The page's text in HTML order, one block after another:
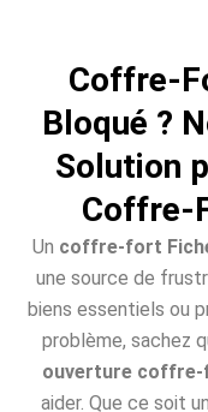
Coffre-
Bloqué ?
Solution
Coffre-
Un coffre-fort
une source de
biens essentiels ou
problème, sachez
ouverture
aider. Que ce soit